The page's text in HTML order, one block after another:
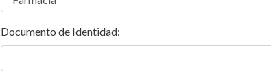
Documento de Identidad: